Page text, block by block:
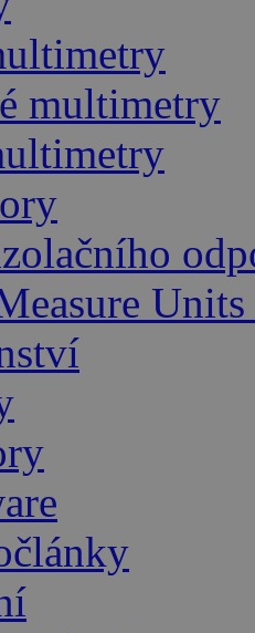
multimetry